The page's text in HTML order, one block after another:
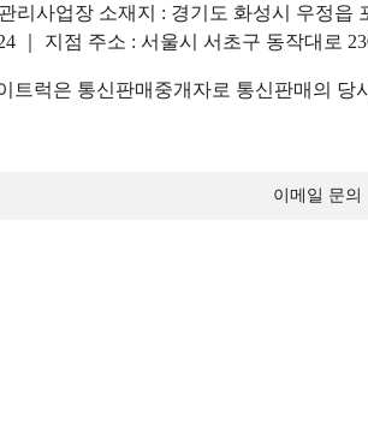
리사업장 소재지 : 경기도 화성시 우정읍
｜ 지점 주소 : 서울시 서초구 동작대로
럭은 통신판매중개자로 통신판매의
이메일 문의